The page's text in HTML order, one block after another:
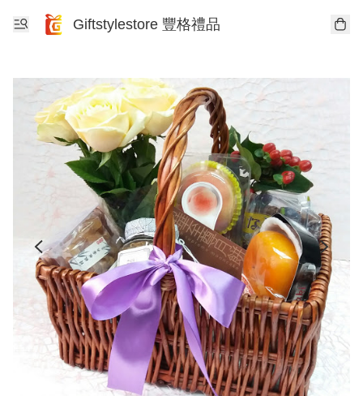
Giftstylestore 豐格禮品